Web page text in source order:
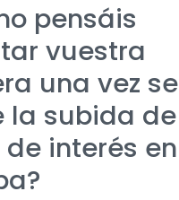
pensáis
vuestra
una vez se
la subida de
interés en